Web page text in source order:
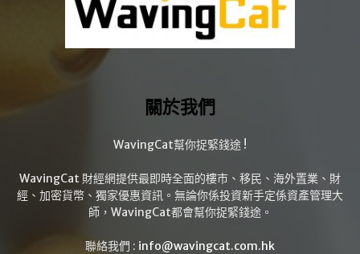
關於我們
WavingCat幫你捉緊錢途 !
WavingCat 財經網提供最即時全面的樓市、移民、海外置業、財
經、加密貨幣、獨家優惠資訊。無論你係投資新手定係資產管理大
師，WavingCat都會幫你捉緊錢途。
聯絡我們 : info@wavingcat.com.hk